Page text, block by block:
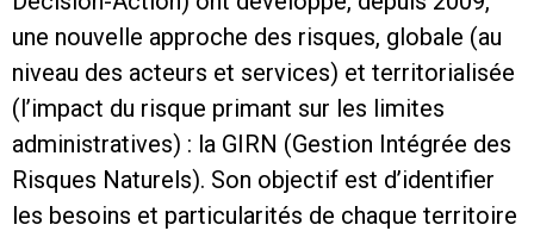
une nouvelle approche des risques, globale (au
niveau des acteurs et services) et territorialisée
(l’impact du risque primant sur les limites
administratives) : la GIRN (Gestion Intégrée des
Risques Naturels). Son objectif est d’identifier
les besoins et particularités de chaque territoire